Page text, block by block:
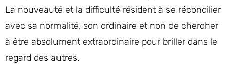
La nouveauté et la difficulté résident à se réconcilier
avec sa normalité, son ordinaire et non de chercher
à être absolument extraordinaire pour briller dans le
regard des autres.